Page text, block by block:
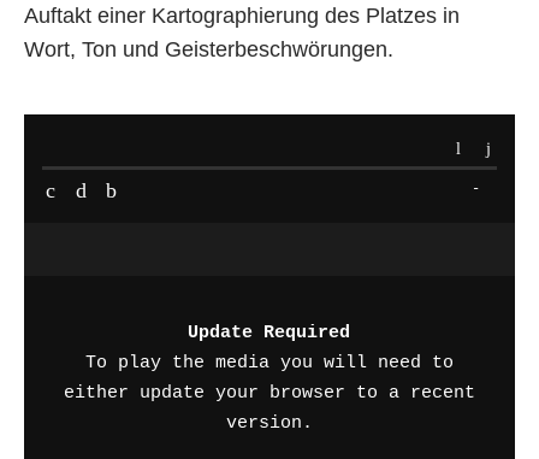
Auftakt einer Kartographierung des Platzes in
Wort, Ton und Geisterbeschwörungen.
-
Update Required
To play the media you will need to
either update your browser to a recent
version.